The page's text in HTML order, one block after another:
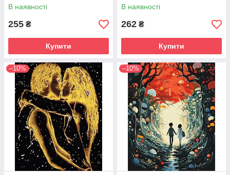
В наявності
255 ₴
Купити
В наявності
262 ₴
Купити
–10% –10%